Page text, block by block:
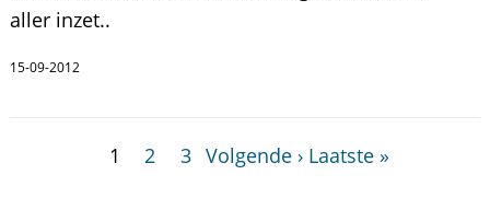
aller inzet..
15-09-2012
1 2 3 Volgende › Laatste »